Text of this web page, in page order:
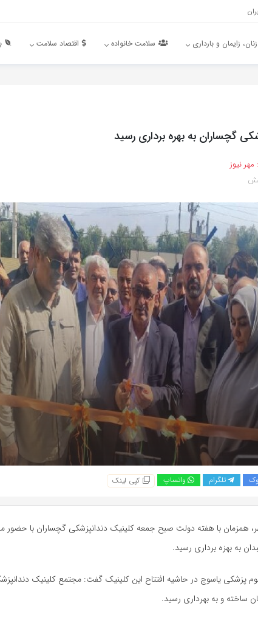
زایمان و بارداری سلامت خانواده اقتصاد سلامت
گچساران به بهره برداری رسید
مهر نیوز
تلگرام واتساپ کپی لینک
همزمان با هفته دولت صبح جمعه کلینیک دندانپزشکی گچساران با حضور
به بهزه برداری رسید.
پزشکی یاسوج در حاشیه افتتاح این کلینیک گفت: مجتمع کلینیک
بهرداری رسید.